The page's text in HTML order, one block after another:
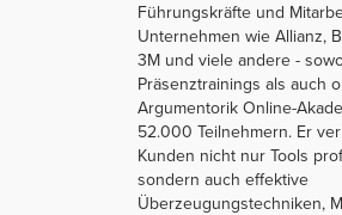
Führungskräfte und
Unternehmen wie Allianz,
3M und viele andere -
Präsenztrainings als auch
Argumentorik Online-
52.000 Teilnehmern. Er
Kunden nicht nur Tools
sondern auch effektive
Überzeugungstechniken,